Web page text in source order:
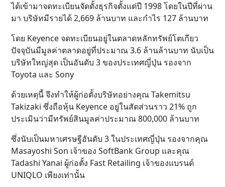
ได้เข้ามาจดทะเบียนจัดตั้งธุรกิจตั้งแต่ปี 1998 โดยในปีที่ผ่าน
มา บริษัทมีรายได้ 2,669 ล้านบาท และกำไร 127 ล้านบาท
โดย Keyence จดทะเบียนอยู่ในตลาดหลักทรัพย์โตเกียว
ปัจจุบันมีมูลค่าตลาดอยู่ที่ประมาณ 3.6 ล้านล้านบาท นับเป็น
บริษัทใหญ่สุด เป็นอันดับ 3 ของประเทศญี่ปุ่น รองจาก
Toyota และ Sony
ด้วยเหตุนี้ จึงทำให้ผู้ก่อตั้งบริษัทอย่างคุณ Takemitsu
Takizaki ซึ่งถือหุ้น Keyence อยู่ในสัดส่วนราว 21% ถูก
ประเมินว่ามีทรัพย์สินมูลค่าประมาณ 800,000 ล้านบาท
ซึ่งนับเป็นมหาเศรษฐีอันดับ 3 ในประเทศญี่ปุ่น รองจากคุณ
Masayoshi Son เจ้าของ SoftBank Group และคุณ
Tadashi Yanai ผู้ก่อตั้ง Fast Retailing เจ้าของแบรนด์
UNIQLO เพียงเท่านั้น